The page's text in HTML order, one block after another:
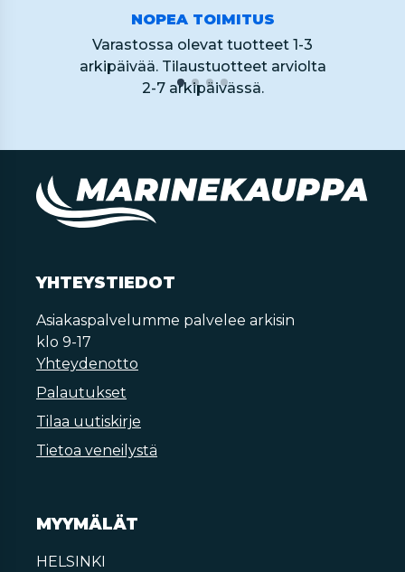
NOPEA TOIMITUS
Varastossa olevat tuotteet 1-3
arkipäivää. Tilaustuotteet arviolta
2-7 arkipäivässä.
YHTEYSTIEDOT
Asiakaspalvelumme palvelee arkisin
klo 9-17
Yhteydenotto
Palautukset
Tilaa uutiskirje
Tietoa veneilystä
MYYMÄLÄT
HELSINKI